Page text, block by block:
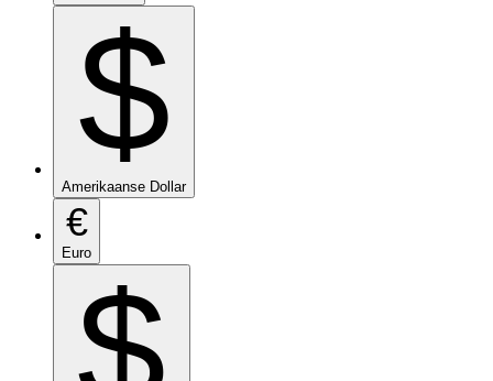
$
Amerikaanse Dollar
€
Euro